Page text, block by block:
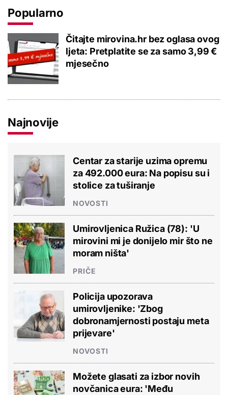
Popularno
Čitajte mirovina.hr bez oglasa ovog
ljeta: Pretplatite se za samo 3,99 €
mjesečno
Najnovije
Centar za starije uzima opremu
za 492.000 eura: Na popisu su i
stolice za tuširanje
NOVOSTI
Umirovljenica Ružica (78): 'U
mirovini mi je donijelo mir što ne
moram ništa'
PRIČE
Policija upozorava
umirovljenike: 'Zbog
dobronamjernosti postaju meta
prijevare'
NOVOSTI
Možete glasati za izbor novih
novčanica eura: 'Među